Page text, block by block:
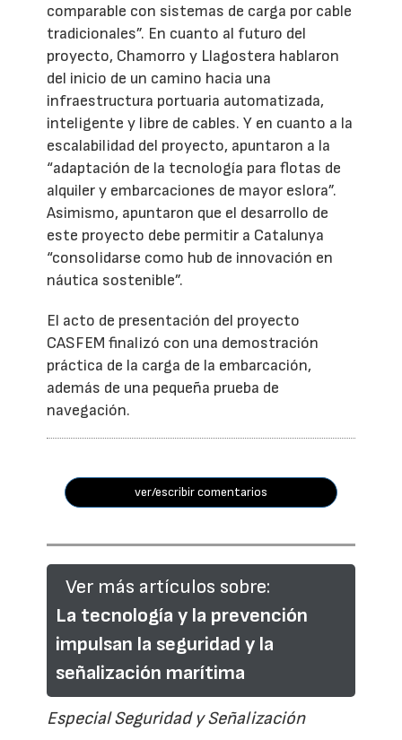
comparable con sistemas de carga por cable
tradicionales”. En cuanto al futuro del
proyecto, Chamorro y Llagostera hablaron
del inicio de un camino hacia una
infraestructura portuaria automatizada,
inteligente y libre de cables. Y en cuanto a la
escalabilidad del proyecto, apuntaron a la
“adaptación de la tecnología para flotas de
alquiler y embarcaciones de mayor eslora”.
Asimismo, apuntaron que el desarrollo de
este proyecto debe permitir a Catalunya
“consolidarse como hub de innovación en
náutica sostenible”.
El acto de presentación del proyecto
CASFEM finalizó con una demostración
práctica de la carga de la embarcación,
además de una pequeña prueba de
navegación.
ver/escribir comentarios
Ver más artículos sobre:
La tecnología y la prevención
impulsan la seguridad y la
señalización marítima
Especial Seguridad y Señalización